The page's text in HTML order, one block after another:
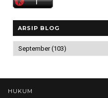
ARSIP BLOG
HUKUM